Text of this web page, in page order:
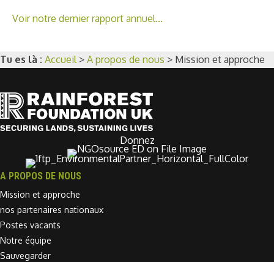
Voir notre dernier rapport annuel...
Tu es là : Accueil > A propos de nous > Mission et approche
Donnez
A PROPOS DE NOUS
Mission et approche
nos partenaires nationaux
Postes vacants
Notre équipe
Sauvegarder